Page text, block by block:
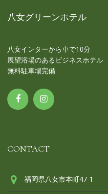
八女グリーンホテル
八女インターから車で10分
展望浴場のあるビジネスホテル
無料駐車場完備
CONTACT
福岡県八女市本町47-1